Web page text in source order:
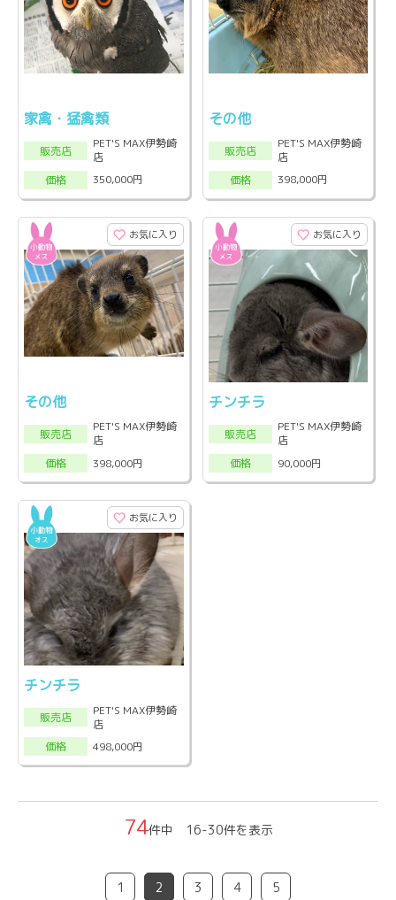
家禽・猛禽類
販売店
PET'S MAX伊勢崎
店
価格
350,000円
その他
販売店
PET'S MAX伊勢崎
店
価格
398,000円
お気に入り
その他
販売店
PET'S MAX伊勢崎
店
価格
398,000円
お気に入り
チンチラ
販売店
PET'S MAX伊勢崎
店
価格
90,000円
お気に入り
チンチラ
販売店
PET'S MAX伊勢崎
店
価格
498,000円
74件中 16-30件を表示
1 2 3 4 5